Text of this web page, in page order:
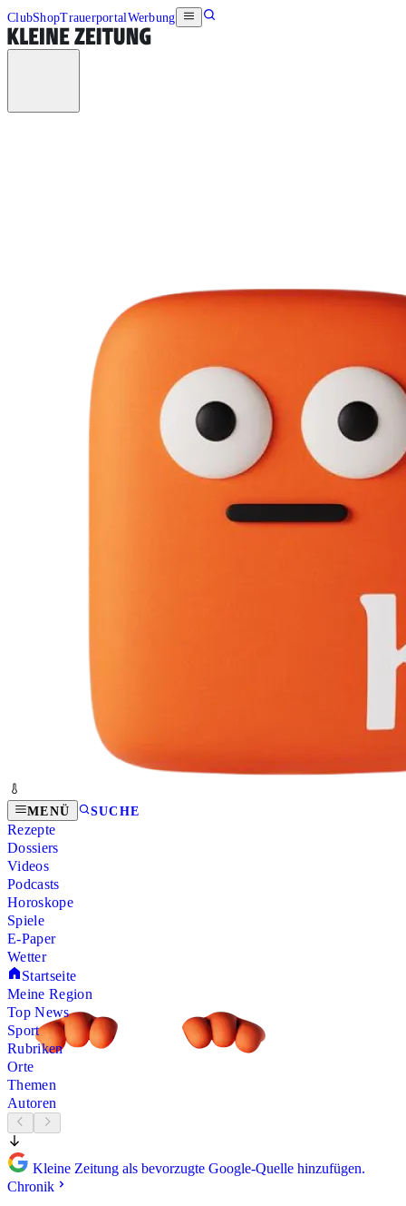
ClubShopTrauerportalWerbung
MENÜ SUCHE
Rezepte
Dossiers
Videos
Podcasts
Horoskope
Spiele
E-Paper
Wetter
Startseite
Meine Region
Top News
Sport
Rubriken
Orte
Themen
Autoren
Kleine Zeitung als bevorzugte Google-Quelle hinzufügen.
Chronik